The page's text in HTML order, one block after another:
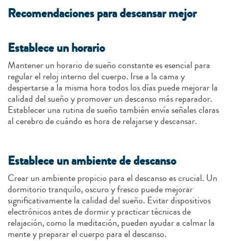
Recomendaciones para descansar mejor
Establece un horario
Mantener un horario de sueño constante es esencial para
regular el reloj interno del cuerpo. Irse a la cama y
despertarse a la misma hora todos los días puede mejorar la
calidad del sueño y promover un descanso más reparador.
Establecer una rutina de sueño también envía señales claras
al cerebro de cuándo es hora de relajarse y descansar.
Establece un ambiente de descanso
Crear un ambiente propicio para el descanso es crucial. Un
dormitorio tranquilo, oscuro y fresco puede mejorar
significativamente la calidad del sueño. Evitar dispositivos
electrónicos antes de dormir y practicar técnicas de
relajación, como la meditación, pueden ayudar a calmar la
mente y preparar el cuerpo para el descanso.